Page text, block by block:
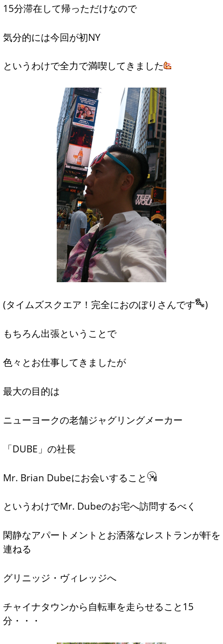
15分滞在して帰っただけなので
気分的には今回が初NY
というわけで全力で満喫してきました
(タイムズスクエア！完全におのぼりさんです )
もちろん出張ということで
色々とお仕事してきましたが
最大の目的は
ニューヨークの老舗ジャグリングメーカー
「DUBE」の社長
Mr. Brian Dubeにお会いすること
というわけでMr. Dubeのお宅へ訪問するべく
閑静なアパートメントとお洒落なレストランが軒を
連ねる
グリニッジ・ヴィレッジへ
チャイナタウンから自転車を走らせること15
分・・・